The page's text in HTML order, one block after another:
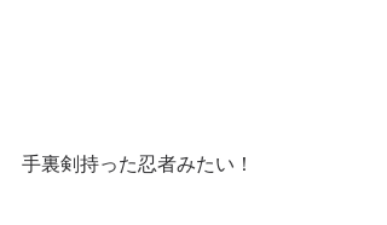
手裏剣持った忍者みたい！